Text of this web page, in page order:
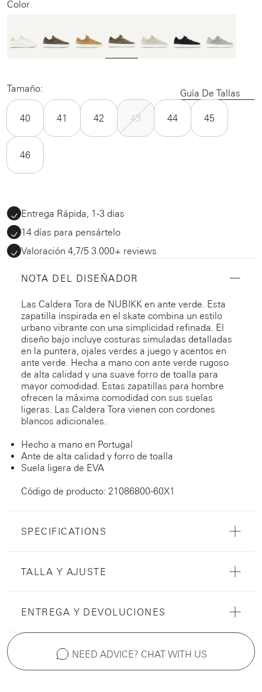
Color
Tamaño: Guía De Tallas
40 41 42 43 44 45
46
Entrega Rápida, 1-3 dias
14 días para pensártelo
Valoración 4,7/5 3.000+ reviews
NOTA DEL DISEÑADOR
Las Caldera Tora de NUBIKK en ante verde. Esta
zapatilla inspirada en el skate combina un estilo
urbano vibrante con una simplicidad refinada. El
diseño bajo incluye costuras simuladas detalladas
en la puntera, ojales verdes a juego y acentos en
ante verde. Hecha a mano con ante verde rugoso
de alta calidad y una suave forro de toalla para
mayor comodidad. Estas zapatillas para hombre
ofrecen la máxima comodidad con sus suelas
ligeras. Las Caldera Tora vienen con cordones
blancos adicionales.
Hecho a mano en Portugal
Ante de alta calidad y forro de toalla
Suela ligera de EVA
Código de producto: 21086800-60X1
SPECIFICATIONS
TALLA Y AJUSTE
ENTREGA Y DEVOLUCIONES
NEED ADVICE? CHAT WITH US